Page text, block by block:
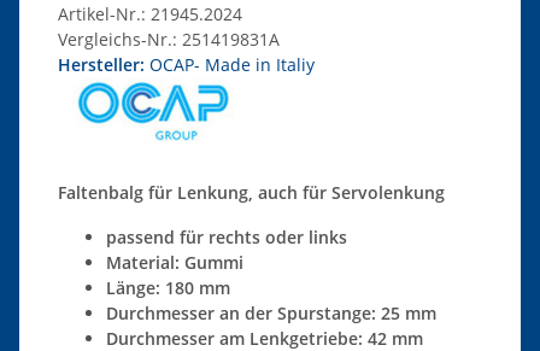
Artikel-Nr.: 21945.2024
Vergleichs-Nr.: 251419831A
Hersteller: OCAP- Made in Italiy
Faltenbalg für Lenkung, auch für Servolenkung
passend für rechts oder links
Material: Gummi
Länge: 180 mm
Durchmesser an der Spurstange: 25 mm
Durchmesser am Lenkgetriebe: 42 mm